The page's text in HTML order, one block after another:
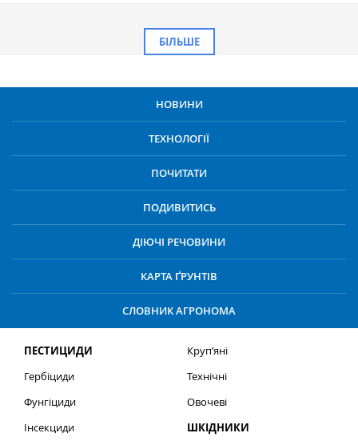
БІЛЬШЕ
НОВИНИ
ТЕХНОЛОГІЇ
ПОЧИТАТИ
ПОДИВИТИСЬ
ДІЮЧІ РЕЧОВИНИ
КАРТА ҐРУНТІВ
СЛОВНИК АГРОНОМА
ПЕСТИЦИДИ
Гербіциди
Фунгіциди
Інсекциди
Круп’яні
Технічні
Овочеві
ШКІДНИКИ